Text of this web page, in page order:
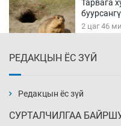
Тарвага
2 цаг 46
3 цаг 16
РЕДАКЦЫН ЁС ЗҮЙ
Редакцын ёс зүй
СУРТАЛЧИЛГАА